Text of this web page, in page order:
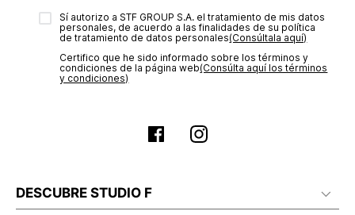
No lavado en seco
estado de tu compra puedes ingresar al menú de “Mi cuenta -
Mis Pedidos” en nuestra página webwww.studiofpanama.pa
Sí autorizo a STF GROUP S.A. el tratamiento de mis datos
personales, de acuerdo a las finalidades de su política
de tratamiento de datos personales‎(Consúltala aquí)
Certifico que he sido informado sobre los términos y
condiciones de la página web‎(Consúlta aquí los términos
y condiciones)
DESCUBRE STUDIO F